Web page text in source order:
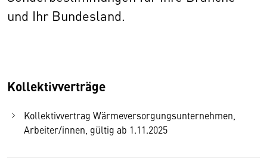
und Ihr Bundesland.
Kollektivverträge
Kollektivvertrag Wärmeversorgungsunternehmen,
Arbeiter/innen, gültig ab 1.11.2025